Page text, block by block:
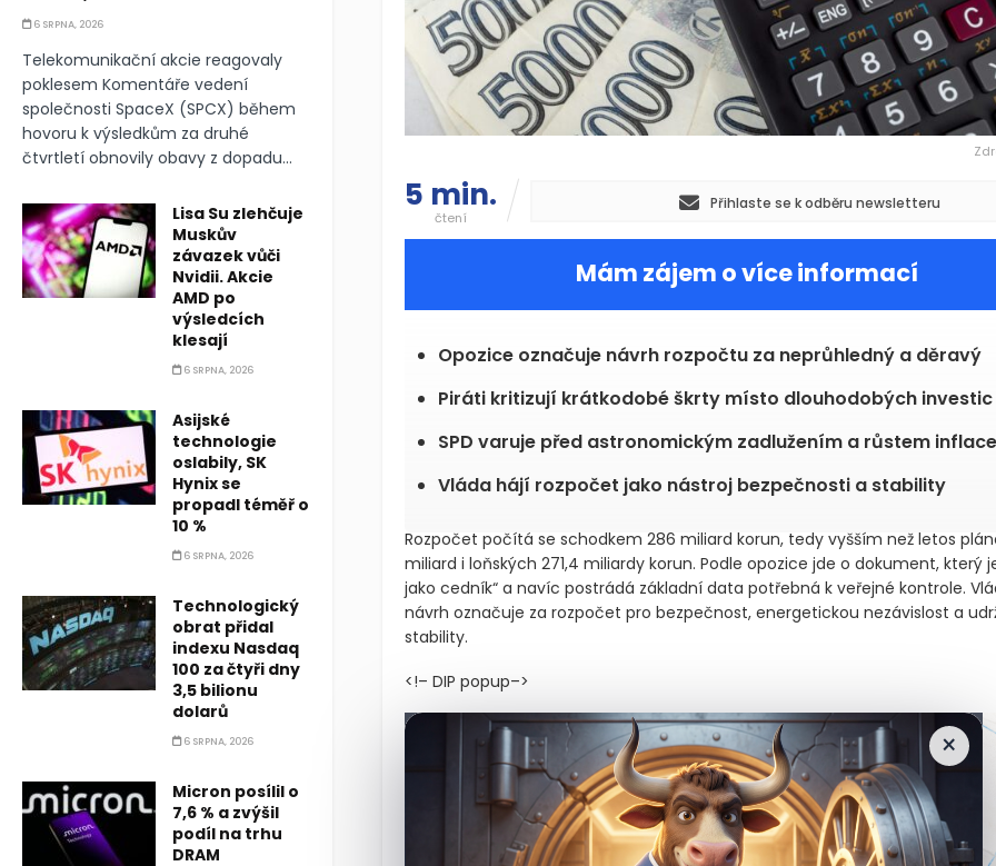
5 min.
čtení
Přihlaste se k odběru newsletteru
Mám zájem o více informací
Opozice označuje návrh rozpočtu za neprůhledný a děravý
Piráti kritizují krátkodobé škrty místo dlouhodobých investic
SPD varuje před astronomickým zadlužením a růstem inflace
Vláda hájí rozpočet jako nástroj bezpečnosti a stability
Rozpočet počítá se schodkem 286 miliard korun, tedy vyšším než letos
miliard i loňských 271,4 miliardy korun. Podle opozice jde o dokument, který
jako cedník“ a navíc postrádá základní data potřebná k veřejné kontrole.
návrh označuje za rozpočet pro bezpečnost, energetickou nezávislost a
stability.
<!– DIP popup–>
×
6 SRPNA, 2026
Telekomunikační akcie reagovaly
poklesem Komentáře vedení
společnosti SpaceX (SPCX) během
hovoru k výsledkům za druhé
čtvrtletí obnovily obavy z dopadu...
Lisa Su zlehčuje
Muskův
závazek vůči
Nvidii. Akcie
AMD po
výsledcích
klesají
6 SRPNA, 2026
Asijské
technologie
oslabily, SK
Hynix se
propadl téměř o
10 %
6 SRPNA, 2026
Technologický
obrat přidal
indexu Nasdaq
100 za čtyři dny
3,5 bilionu
dolarů
6 SRPNA, 2026
Micron posílil o
7,6 % a zvýšil
podíl na trhu
DRAM